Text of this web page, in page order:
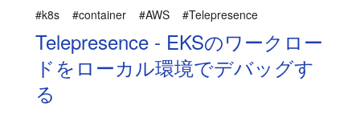
#k8s
#container #AWS #Telepresence
Telepresence - EKSのワークロー
ドをローカル環境でデバッグす
る